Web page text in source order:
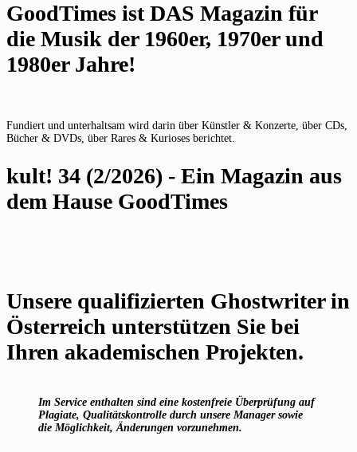
GoodTimes ist DAS Magazin für
die Musik der 1960er, 1970er und
1980er Jahre!
Fundiert und unterhaltsam wird darin über Künstler & Konzerte, über CDs,
Bücher & DVDs, über Rares & Kurioses berichtet.
kult! 34 (2/2026) - Ein Magazin aus
dem Hause GoodTimes
Unsere qualifizierten Ghostwriter in
Österreich unterstützen Sie bei
Ihren akademischen Projekten.
Im Service enthalten sind eine kostenfreie Überprüfung auf
Plagiate, Qualitätskontrolle durch unsere Manager sowie
die Möglichkeit, Änderungen vorzunehmen.